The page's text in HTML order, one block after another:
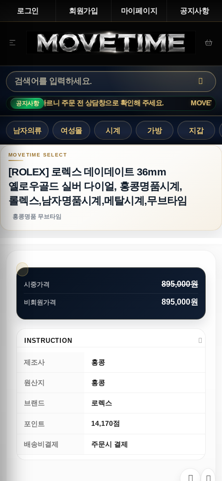
로그인 회원가입 마이페이지 공지사항
공지사항
변동이 빠르니 주문 전 상담창으로 확인해 주세요. MOVETIME
남자의류 여성몰 시계 가방 지갑
[ROLEX] 로렉스 데이데이트 36mm 옐로우골드
[ROLEX] 로렉스 데이데이트 36mm
옐로우골드 실버 다이얼, 홍콩명품시계,
롤렉스,남자명품시계,메탈시계,무브타임
홍콩명품 무브타임
시중가격 895,000원
비회원가격 895,000원
INSTRUCTION
제조사 홍콩
원산지 홍콩
브랜드 로렉스
포인트 14,170점
배송비결제 주문시 결제